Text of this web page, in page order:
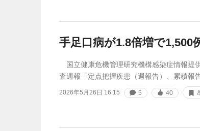
手足口病が1.8倍増で1,500
国立健康危機管理研究機構感染症情報提
査週報「定点把握疾患（週報告）、累積報
2026年5月26日 16:15 5 40